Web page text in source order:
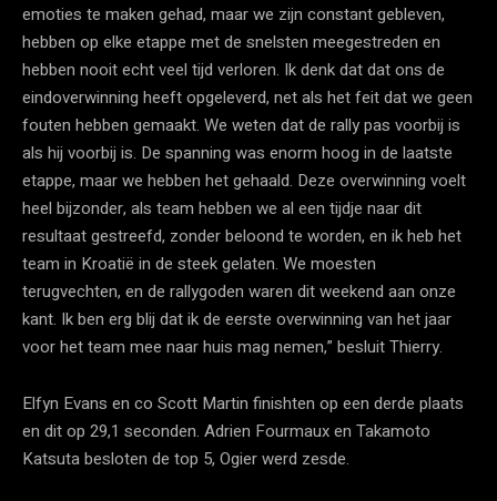
emoties te maken gehad, maar we zijn constant gebleven,
hebben op elke etappe met de snelsten meegestreden en
hebben nooit echt veel tijd verloren. Ik denk dat dat ons de
eindoverwinning heeft opgeleverd, net als het feit dat we geen
fouten hebben gemaakt. We weten dat de rally pas voorbij is
als hij voorbij is. De spanning was enorm hoog in de laatste
etappe, maar we hebben het gehaald. Deze overwinning voelt
heel bijzonder, als team hebben we al een tijdje naar dit
resultaat gestreefd, zonder beloond te worden, en ik heb het
team in Kroatië in de steek gelaten. We moesten
terugvechten, en de rallygoden waren dit weekend aan onze
kant. Ik ben erg blij dat ik de eerste overwinning van het jaar
voor het team mee naar huis mag nemen,” besluit Thierry.
Elfyn Evans en co Scott Martin finishten op een derde plaats
en dit op 29,1 seconden. Adrien Fourmaux en Takamoto
Katsuta besloten de top 5, Ogier werd zesde.